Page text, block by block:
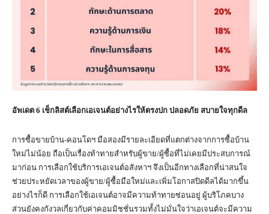
อัพเดต 6 เช็กลิสต์เลือกเอเจนต์อย่างไรให้ตรงปก ปลอดภัย สบายใจทุกดีล
การซื้อขายบ้าน-คอนโดฯ มือสองมีรายละเอียดที่แตกต่างจากการซื้อบ้าน
ใหม่ไม่น้อย ถือเป็นเรื่องท้าทายสำหรับผู้ขาย/ผู้ซื้อที่ไม่เคยมีประสบการณ์
มาก่อน การเลือกใช้บริการเอเจนต์อสังหาฯ จึงเป็นอีกทางเลือกที่น่าสนใจ
ช่วยประหยัดเวลาของผู้ขาย/ผู้ซื้อมือใหม่และเพิ่มโอกาสปิดดีลได้มากขึ้น
อย่างไรก็ดี การเลือกใช้เอเจนต์อาจมีความท้าทายซ่อนอยู่ ผู้บริโภคบาง
ส่วนยังคงกังวลเกี่ยวกับค่าคอมมิชชั่นรวมทั้งไม่มั่นใจว่าเอเจนต์จะมีความ